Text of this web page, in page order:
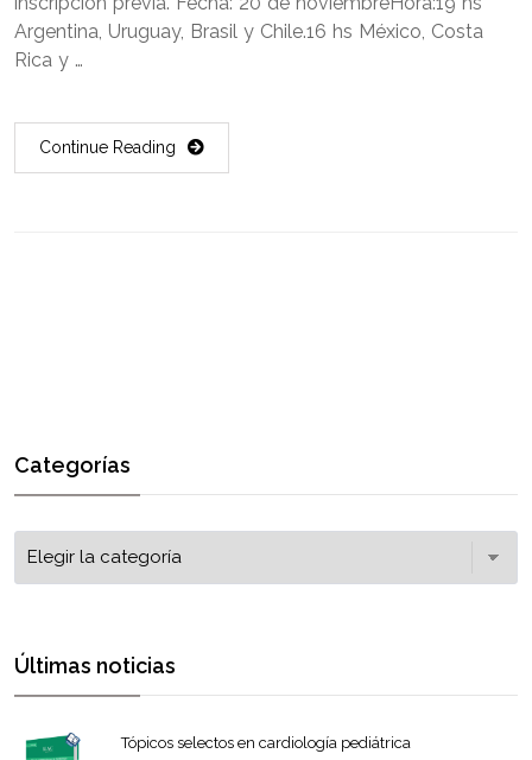
Argentina, Uruguay, Brasil y Chile.16 hs México, Costa
Rica y …
Continue Reading
Categorías
Últimas noticias
Tópicos selectos en cardiología pediátrica